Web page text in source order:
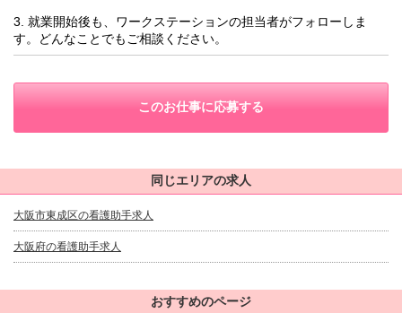
3. 就業開始後も、ワークステーションの担当者がフォローしま
す。どんなことでもご相談ください。
このお仕事に応募する
同じエリアの求人
大阪市東成区の看護助手求人
大阪府の看護助手求人
おすすめのページ